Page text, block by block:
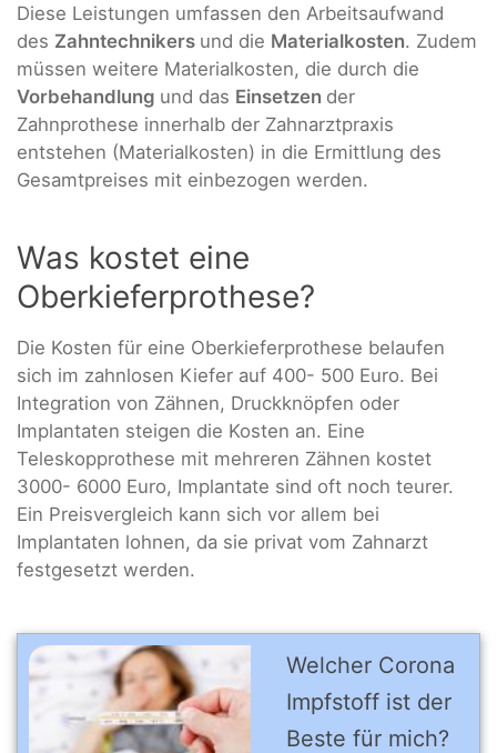
Diese Leistungen umfassen den Arbeitsaufwand
des Zahntechnikers und die Materialkosten. Zudem
müssen weitere Materialkosten, die durch die
Vorbehandlung und das Einsetzen der
Zahnprothese innerhalb der Zahnarztpraxis
entstehen (Materialkosten) in die Ermittlung des
Gesamtpreises mit einbezogen werden.
Was kostet eine
Oberkieferprothese?
Die Kosten für eine Oberkieferprothese belaufen
sich im zahnlosen Kiefer auf 400- 500 Euro. Bei
Integration von Zähnen, Druckknöpfen oder
Implantaten steigen die Kosten an. Eine
Teleskopprothese mit mehreren Zähnen kostet
3000- 6000 Euro, Implantate sind oft noch teurer.
Ein Preisvergleich kann sich vor allem bei
Implantaten lohnen, da sie privat vom Zahnarzt
festgesetzt werden.
Welcher Corona
Impfstoff ist der
Beste für mich?